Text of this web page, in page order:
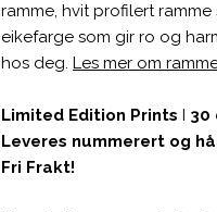
ramme, hvit profilert
eikefarge som gir ro og
hos deg. Les mer om
Limited Edition Prints I 30
Leveres nummerert og
Fri Frakt!